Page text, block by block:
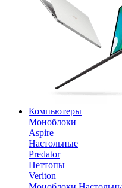
Компьютеры
Моноблоки
Aspire
Настольные
Predator
Неттопы
Veriton